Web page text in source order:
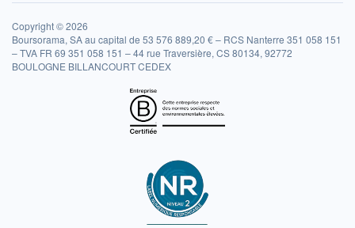
Copyright © 2026
Boursorama, SA au capital de 53 576 889,20 € – RCS Nanterre 351 058 151
– TVA FR 69 351 058 151 – 44 rue Traversière, CS 80134, 92772
BOULOGNE BILLANCOURT CEDEX